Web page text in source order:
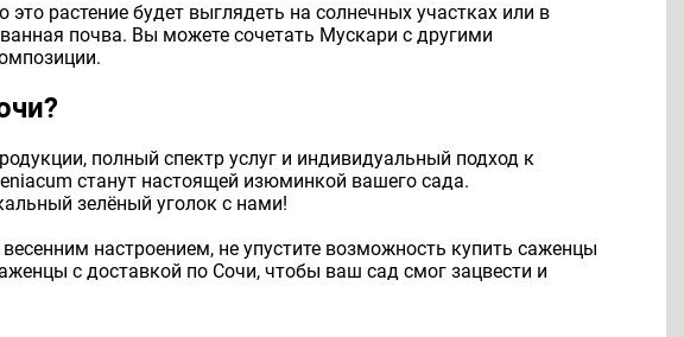
растение будет выглядеть на солнечных участках или в
почва. Вы можете сочетать Мускари с другими
полный спектр услуг и индивидуальный подход к
станут настоящей изюминкой вашего сада.
зелёный уголок с нами!
настроением, не упустите возможность купить саженцы
с доставкой по Сочи, чтобы ваш сад смог зацвести и